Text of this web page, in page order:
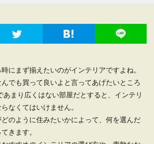
にまず揃えたいのがインテリアですよね。
でも買って良いよと言ってあげたいところ
あまり広くはない部屋だとすると、インテリ
なくてはいけません。
のように住みたいかによって、何を選んだ
きます。